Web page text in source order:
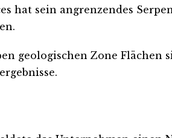
hat sein angrenzendes
geologischen Zone